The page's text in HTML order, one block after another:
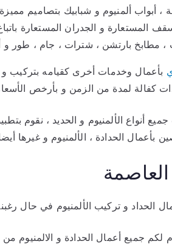
أبواب ألمنيوم و شبابيك بتصاميم
المستعارة و الجدران المستعارة
مطابخ بارتشن ، شترات ، جام ، طور و
بأعمال وخدمات أخرى كقيامه بتركيب و
كفالة لمدة من الزمن و بأرخص
أنواع الألمنيوم و الحديد ، نقوم
بأعمال الحدادة ، الألمنيوم و غيرها
الحداد و تركيب الألمنيوم في حال
جميع أعمال الحدادة و الالمنيوم من